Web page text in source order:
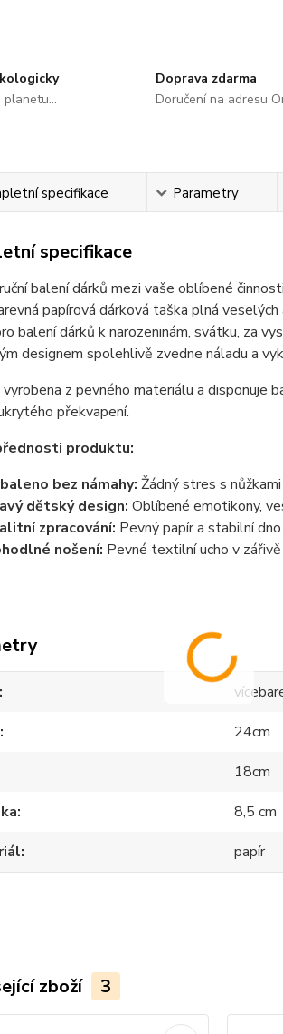
planetu...
Doprava zdarma
Doručení na adresu
specifikace Parametry
specifikace
balení dárků mezi vaše oblíbené
papírová dárková taška plná
balení dárků k narozeninám, svátku, za
designem spolehlivě zvedne náladu a
vyrobena z pevného materiálu a disponuje
překvapení.
produktu:
bez námahy: Žádný stres s
dětský design: Oblíbené emotikony,
zpracování: Pevný papír a stabilní
nošení: Pevné textilní ucho v
24cm
18cm
8,5 cm
papír
zboží 3